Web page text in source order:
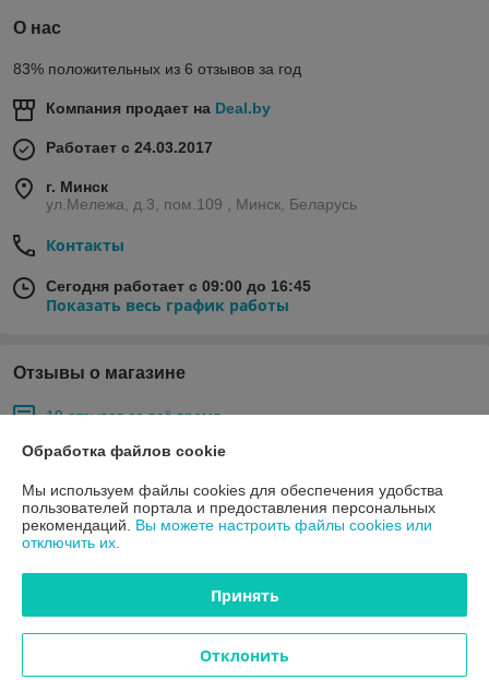
О нас
83% положительных из 6 отзывов за год
Компания продает на Deal.by
Работает с 24.03.2017
г. Минск
ул.Мележа, д.3, пом.109 , Минск, Беларусь
Контакты
Сегодня работает с 09:00 до 16:45
Показать весь график работы
Отзывы о магазине
19 отзывов за всё время
Покупатель
Хорошо
Пока так, через пару дней дополню .
Обработка файлов cookie
Мы используем файлы cookies для обеспечения удобства
пользователей портала и предоставления персональных
рекомендаций. Вы можете настроить файлы cookies или
отключить их.
Принять
Отклонить